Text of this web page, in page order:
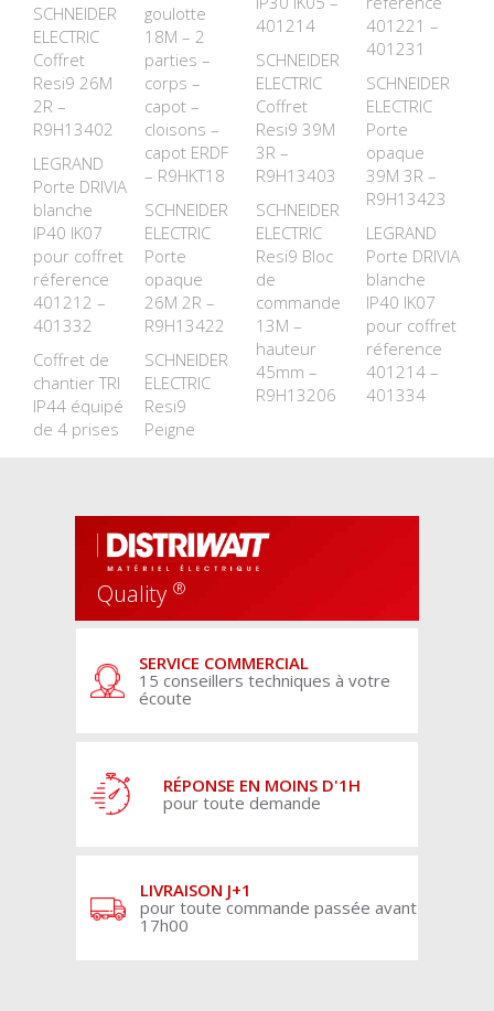
SCHNEIDER
ELECTRIC
Coffret
Resi9 26M
2R –
R9H13402
LEGRAND
Porte DRIVIA
blanche
IP40 IK07
pour coffret
réference
401212 –
401332
Coffret de
chantier TRI
IP44 équipé
de 4 prises
goulotte
18M – 2
parties –
corps –
capot –
cloisons –
capot ERDF
– R9HKT18
SCHNEIDER
ELECTRIC
Porte
opaque
26M 2R –
R9H13422
SCHNEIDER
ELECTRIC
Resi9
Peigne
401214
SCHNEIDER
ELECTRIC
Coffret
Resi9 39M
3R –
R9H13403
SCHNEIDER
ELECTRIC
Resi9 Bloc
de
commande
13M –
hauteur
45mm –
R9H13206
401221 –
401231
SCHNEIDER
ELECTRIC
Porte
opaque
39M 3R –
R9H13423
LEGRAND
Porte DRIVIA
blanche
IP40 IK07
pour coffret
réference
401214 –
401334
Quality ®
SERVICE COMMERCIAL
15 conseillers techniques à votre
écoute
RÉPONSE EN MOINS D'1H
pour toute demande
LIVRAISON J+1
pour toute commande passée avant
17h00